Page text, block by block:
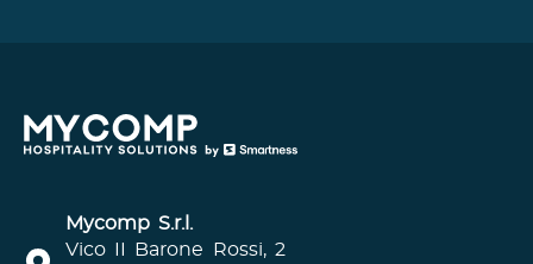
Mycomp S.r.l.
Vico II Barone Rossi, 2